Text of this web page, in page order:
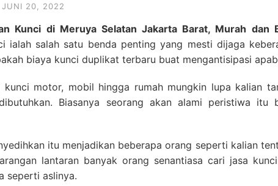
JUNI 20, 2022
Kunci di Meruya Selatan Jakarta Barat, Murah dan
ialah salah satu benda penting yang mesti dijaga
biaya kunci duplikat terbaru buat mengantisipasi
motor, mobil hingga rumah mungkin lupa kalian
Biasanya seorang akan alami peristiwa
itu menjadikan beberapa orang seperti kalian
lantaran banyak orang senantiasa cari jasa
seperti aslinya.